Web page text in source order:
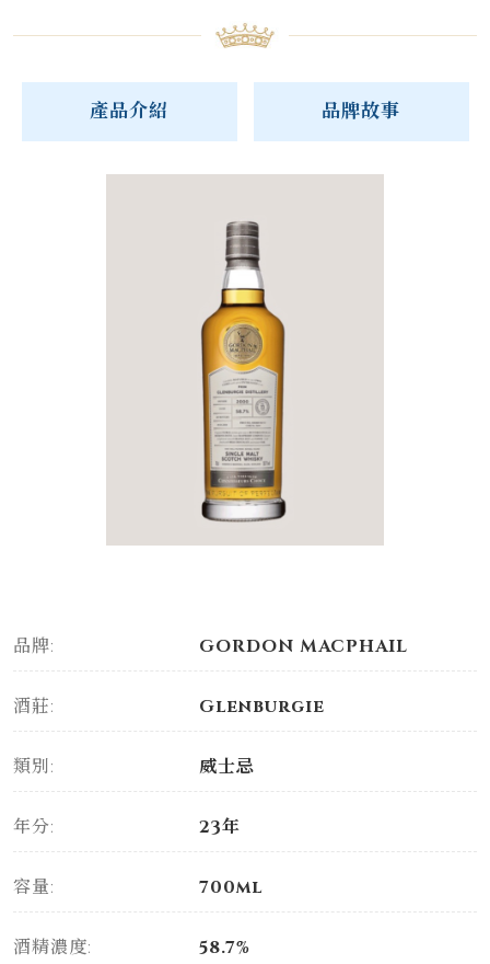
產品介紹 品牌故事
品牌: GORDON MACPHAIL
酒莊: Glenburgie
類別: 威士忌
年分: 23年
容量: 700ml
酒精濃度: 58.7%